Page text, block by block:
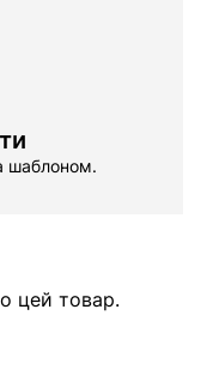
шаблоном.
цей товар.